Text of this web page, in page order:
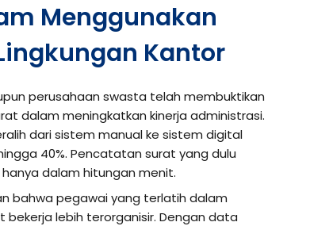
Menggunakan
Kantor
perusahaan swasta telah membuktikan
dalam meningkatkan kinerja administrasi.
dari sistem manual ke sistem digital
40%. Pencatatan surat yang dulu
dalam hitungan menit.
bahwa pegawai yang terlatih dalam
lebih terorganisir. Dengan data